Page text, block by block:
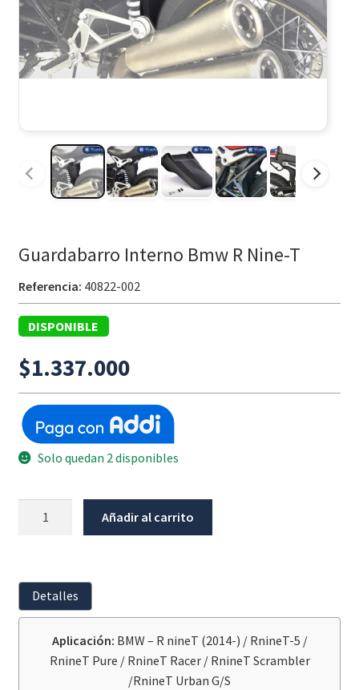
Guardabarro Interno Bmw R Nine-T
Referencia: 40822-002
DISPONIBLE
$1.337.000
Solo quedan 2 disponibles
Nine-
T
Añadir al carrito
Detalles
Aplicación: BMW – R nineT (2014-) / RnineT-5 /
RnineT Pure / RnineT Racer / RnineT Scrambler
/RnineT Urban G/S